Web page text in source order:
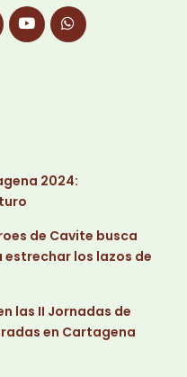
2024:
de Cavite busca
los lazos de
las II Jornadas de
en Cartagena